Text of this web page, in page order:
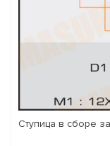
Ступица в сборе